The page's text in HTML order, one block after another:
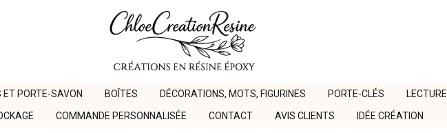
ET PORTE-SAVON BOÎTES DÉCORATIONS, MOTS, FIGURINES PORTE-CLÉS LECTURE
COMMANDE PERSONNALISÉE CONTACT AVIS CLIENTS IDÉE CRÉATION